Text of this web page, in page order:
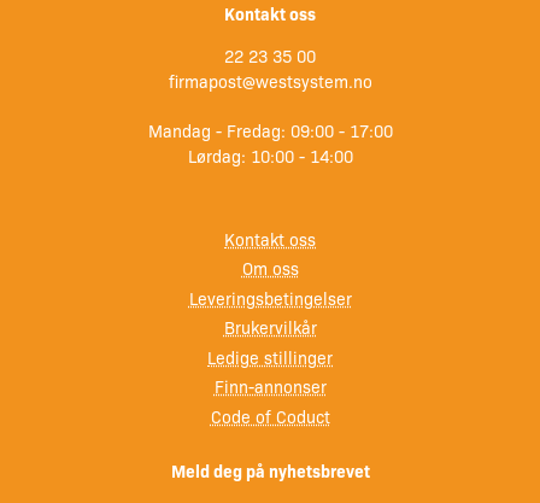
Kontakt oss
22 23 35 00
firmapost@westsystem.no
Mandag - Fredag: 09:00 - 17:00
Lørdag: 10:00 - 14:00
Kontakt oss
Om oss
Leveringsbetingelser
Brukervilkår
Ledige stillinger
Finn-annonser
Code of Coduct
Meld deg på nyhetsbrevet